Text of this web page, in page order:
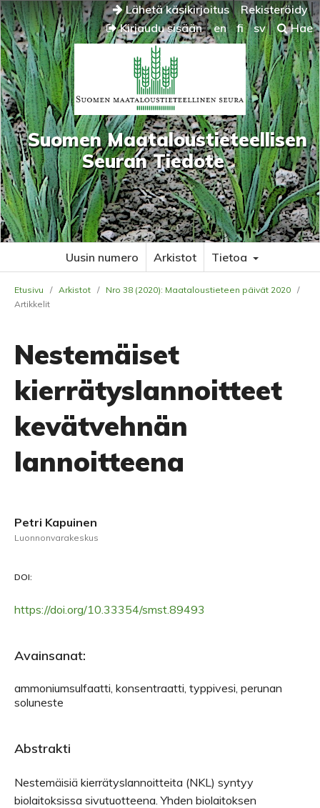
Lähetä käsikirjoitus
Rekisteröidy
Kirjaudu sisään
en fi sv Hae
Suomen Maataloustieteellisen
Seuran Tiedote
Uusin numero Arkistot Tietoa
Etusivu / Arkistot / Nro 38 (2020): Maataloustieteen päivät 2020 /
Artikkelit
Nestemäiset
kierrätyslannoitteet
kevätvehnän
lannoitteena
Petri Kapuinen
Luonnonvarakeskus
DOI:
https://doi.org/10.33354/smst.89493
Avainsanat:
ammoniumsulfaatti, konsentraatti, typpivesi, perunan
soluneste
Abstrakti
Nestemäisiä kierrätyslannoitteita (NKL) syntyy
biolaitoksissa sivutuotteena. Yhden biolaitoksen